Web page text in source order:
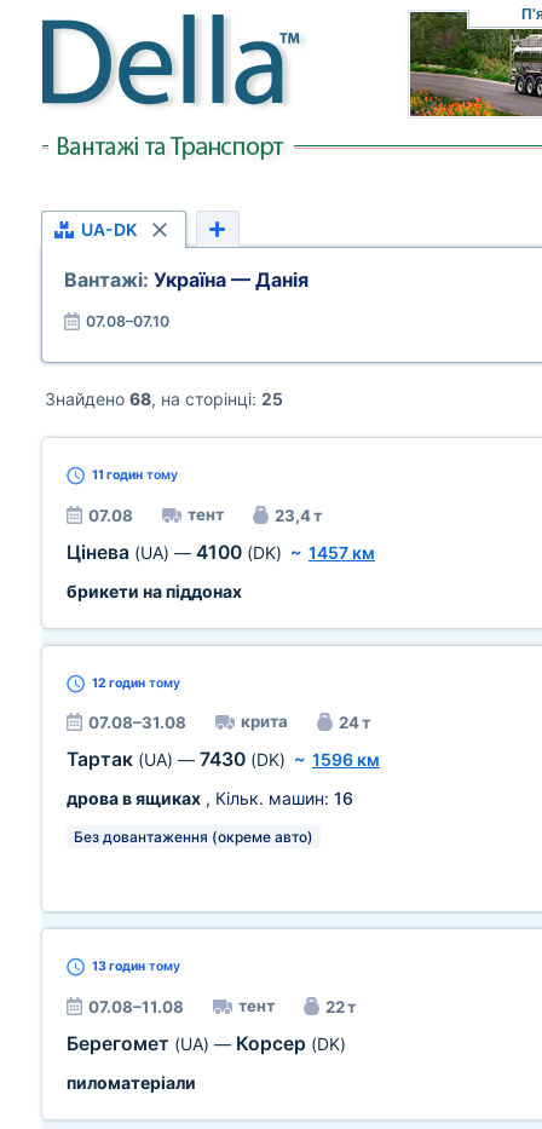
UA-DK
Вантажі: Україна — Данія
07.08–07.10
Знайдено 68, на сторінці: 25
11 годин тому
07.08 тент 23,4 т
Цінева (UA) — 4100 (DK) ~ 1457 км
брикети на піддонах
12 годин тому
07.08–31.08 крита 24 т
Тартак (UA) — 7430 (DK) ~ 1596 км
дрова в ящиках , Кільк. машин: 16
Без довантаження (окреме авто)
13 годин тому
07.08–11.08 тент 22 т
Берегомет (UA) — Корсер (DK)
пиломатеріали